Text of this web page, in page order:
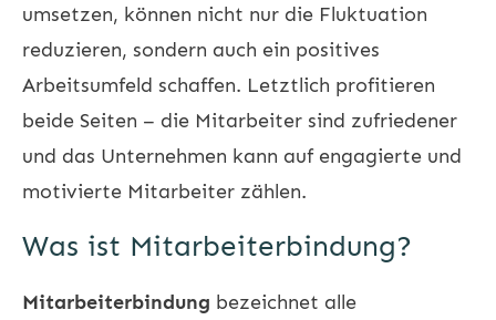
umsetzen, können nicht nur die Fluktuation
reduzieren, sondern auch ein positives
Arbeitsumfeld schaffen. Letztlich profitieren
beide Seiten – die Mitarbeiter sind zufriedener
und das Unternehmen kann auf engagierte und
motivierte Mitarbeiter zählen.
Was ist Mitarbeiterbindung?
Mitarbeiterbindung bezeichnet alle